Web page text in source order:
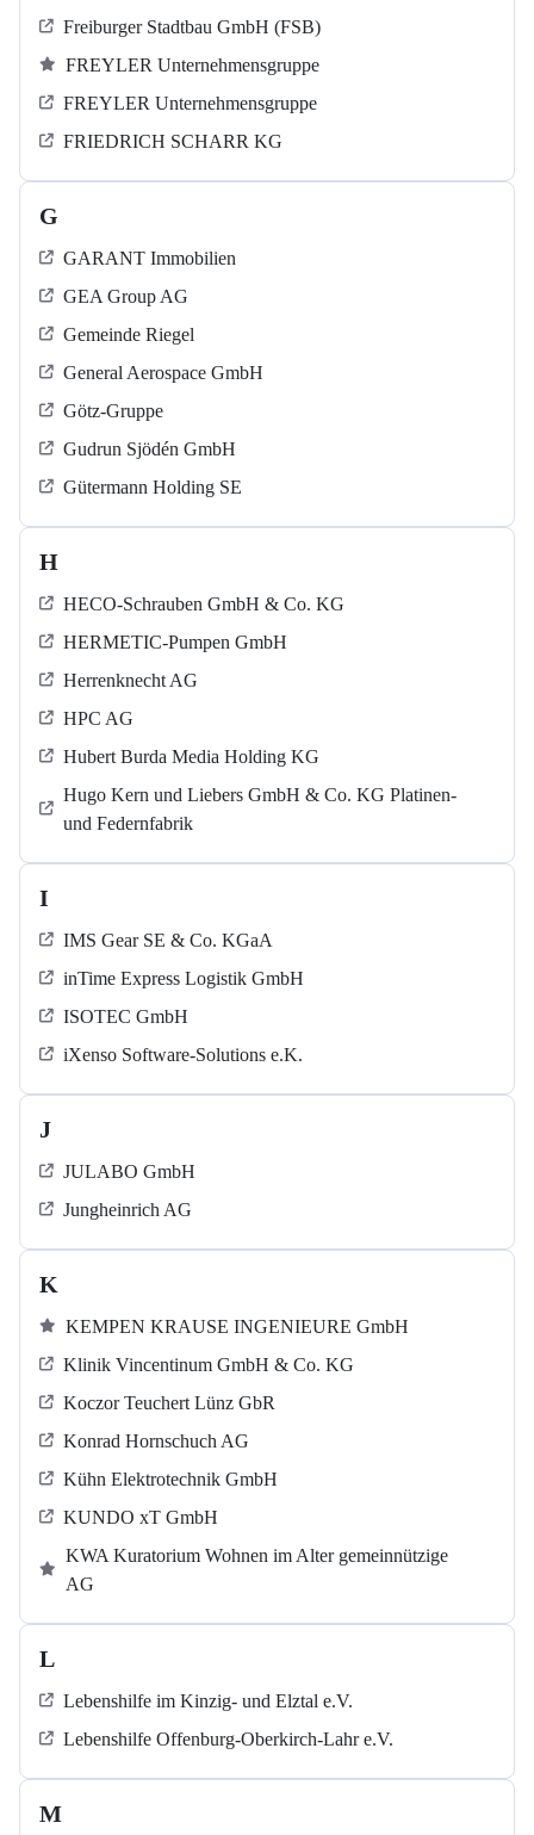
Freiburger Stadtbau GmbH (FSB)
FREYLER Unternehmensgruppe
FREYLER Unternehmensgruppe
FRIEDRICH SCHARR KG
G
GARANT Immobilien
GEA Group AG
Gemeinde Riegel
General Aerospace GmbH
Götz-Gruppe
Gudrun Sjödén GmbH
Gütermann Holding SE
H
HECO-Schrauben GmbH & Co. KG
HERMETIC-Pumpen GmbH
Herrenknecht AG
HPC AG
Hubert Burda Media Holding KG
Hugo Kern und Liebers GmbH & Co. KG Platinen-
und Federnfabrik
I
IMS Gear SE & Co. KGaA
inTime Express Logistik GmbH
ISOTEC GmbH
iXenso Software-Solutions e.K.
J
JULABO GmbH
Jungheinrich AG
K
KEMPEN KRAUSE INGENIEURE GmbH
Klinik Vincentinum GmbH & Co. KG
Koczor Teuchert Lünz GbR
Konrad Hornschuch AG
Kühn Elektrotechnik GmbH
KUNDO xT GmbH
KWA Kuratorium Wohnen im Alter gemeinnützige
AG
L
Lebenshilfe im Kinzig-​​​ und Elztal e.V.
Lebenshilfe Offenburg-Oberkirch-Lahr e.V.
M